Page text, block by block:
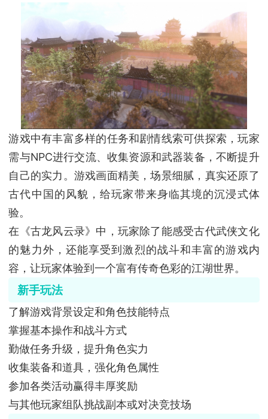
游戏中有丰富多样的任务和剧情线索可供探索，玩家
需与NPC进行交流、收集资源和武器装备，不断提升
自己的实力。游戏画面精美，场景细腻，真实还原了
古代中国的风貌，给玩家带来身临其境的沉浸式体
验。
在《古龙风云录》中，玩家除了能感受古代武侠文化
的魅力外，还能享受到激烈的战斗和丰富的游戏内
容，让玩家体验到一个富有传奇色彩的江湖世界。
新手玩法
了解游戏背景设定和角色技能特点
掌握基本操作和战斗方式
勤做任务升级，提升角色实力
收集装备和道具，强化角色属性
参加各类活动赢得丰厚奖励
与其他玩家组队挑战副本或对决竞技场